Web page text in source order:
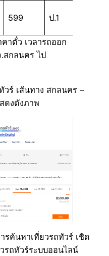
599 ป.1
าตั๋ว เวลารถออก
สกลนคร ไป
ร์ เส้นทาง สกลนคร –
ดงดังภาพ
รค้นหาเที่ยวรถทัวร์ เชิด
รถทัวร์ระบบออนไลน์